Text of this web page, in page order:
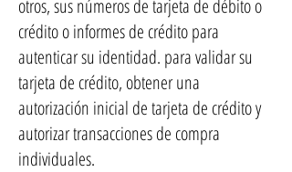
otros, sus números de tarjeta de débito o
crédito o informes de crédito para
autenticar su identidad. para validar su
tarjeta de crédito, obtener una
autorización inicial de tarjeta de crédito y
autorizar transacciones de compra
individuales.